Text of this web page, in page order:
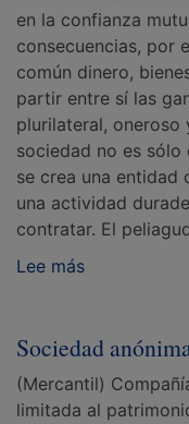
en la confianza
consecuencias, por
común dinero,
partir entre sí las
plurilateral, oneroso
sociedad no es
se crea una entidad
una actividad
contratar. El
Lee más
Sociedad
(Mercantil)
limitada al